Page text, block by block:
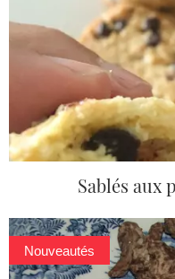
Sablés aux
Nouveautés